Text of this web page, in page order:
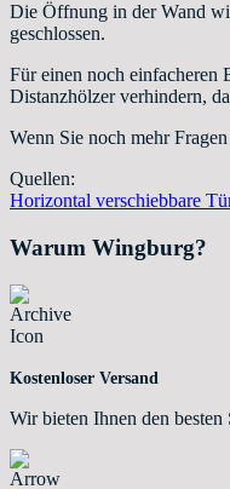
Die Öffnung in der Wand
geschlossen.
Für einen noch einfacheren
Distanzhölzer verhindern,
Wenn Sie noch mehr
Quellen:
Horizontal verschiebbare
Warum Wingburg?
Kostenloser Versand
Wir bieten Ihnen den